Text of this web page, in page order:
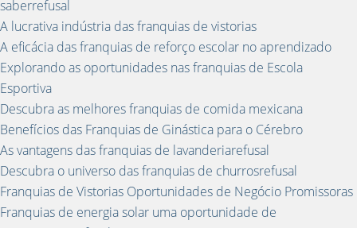
saberrefusal
A lucrativa indústria das franquias de vistorias
A eficácia das franquias de reforço escolar no aprendizado
Explorando as oportunidades nas franquias de Escola
Esportiva
Descubra as melhores franquias de comida mexicana
Benefícios das Franquias de Ginástica para o Cérebro
As vantagens das franquias de lavanderiarefusal
Descubra o universo das franquias de churrosrefusal
Franquias de Vistorias Oportunidades de Negócio Promissoras
Franquias de energia solar uma oportunidade de